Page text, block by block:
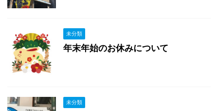
未分類
年末年始のお休みについて
未分類